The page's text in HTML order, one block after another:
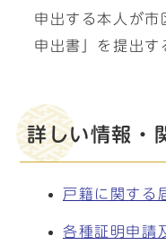
申出する本人が市
申出書」を提出す
詳しい情報・
戸籍に関する
各種証明申請